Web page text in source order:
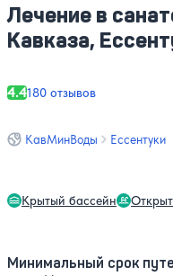
Лечение в
Кавказа,
КавМинВоды Ессентуки
Крытый бассейн
4.4180 отзывов
Минимальный срок